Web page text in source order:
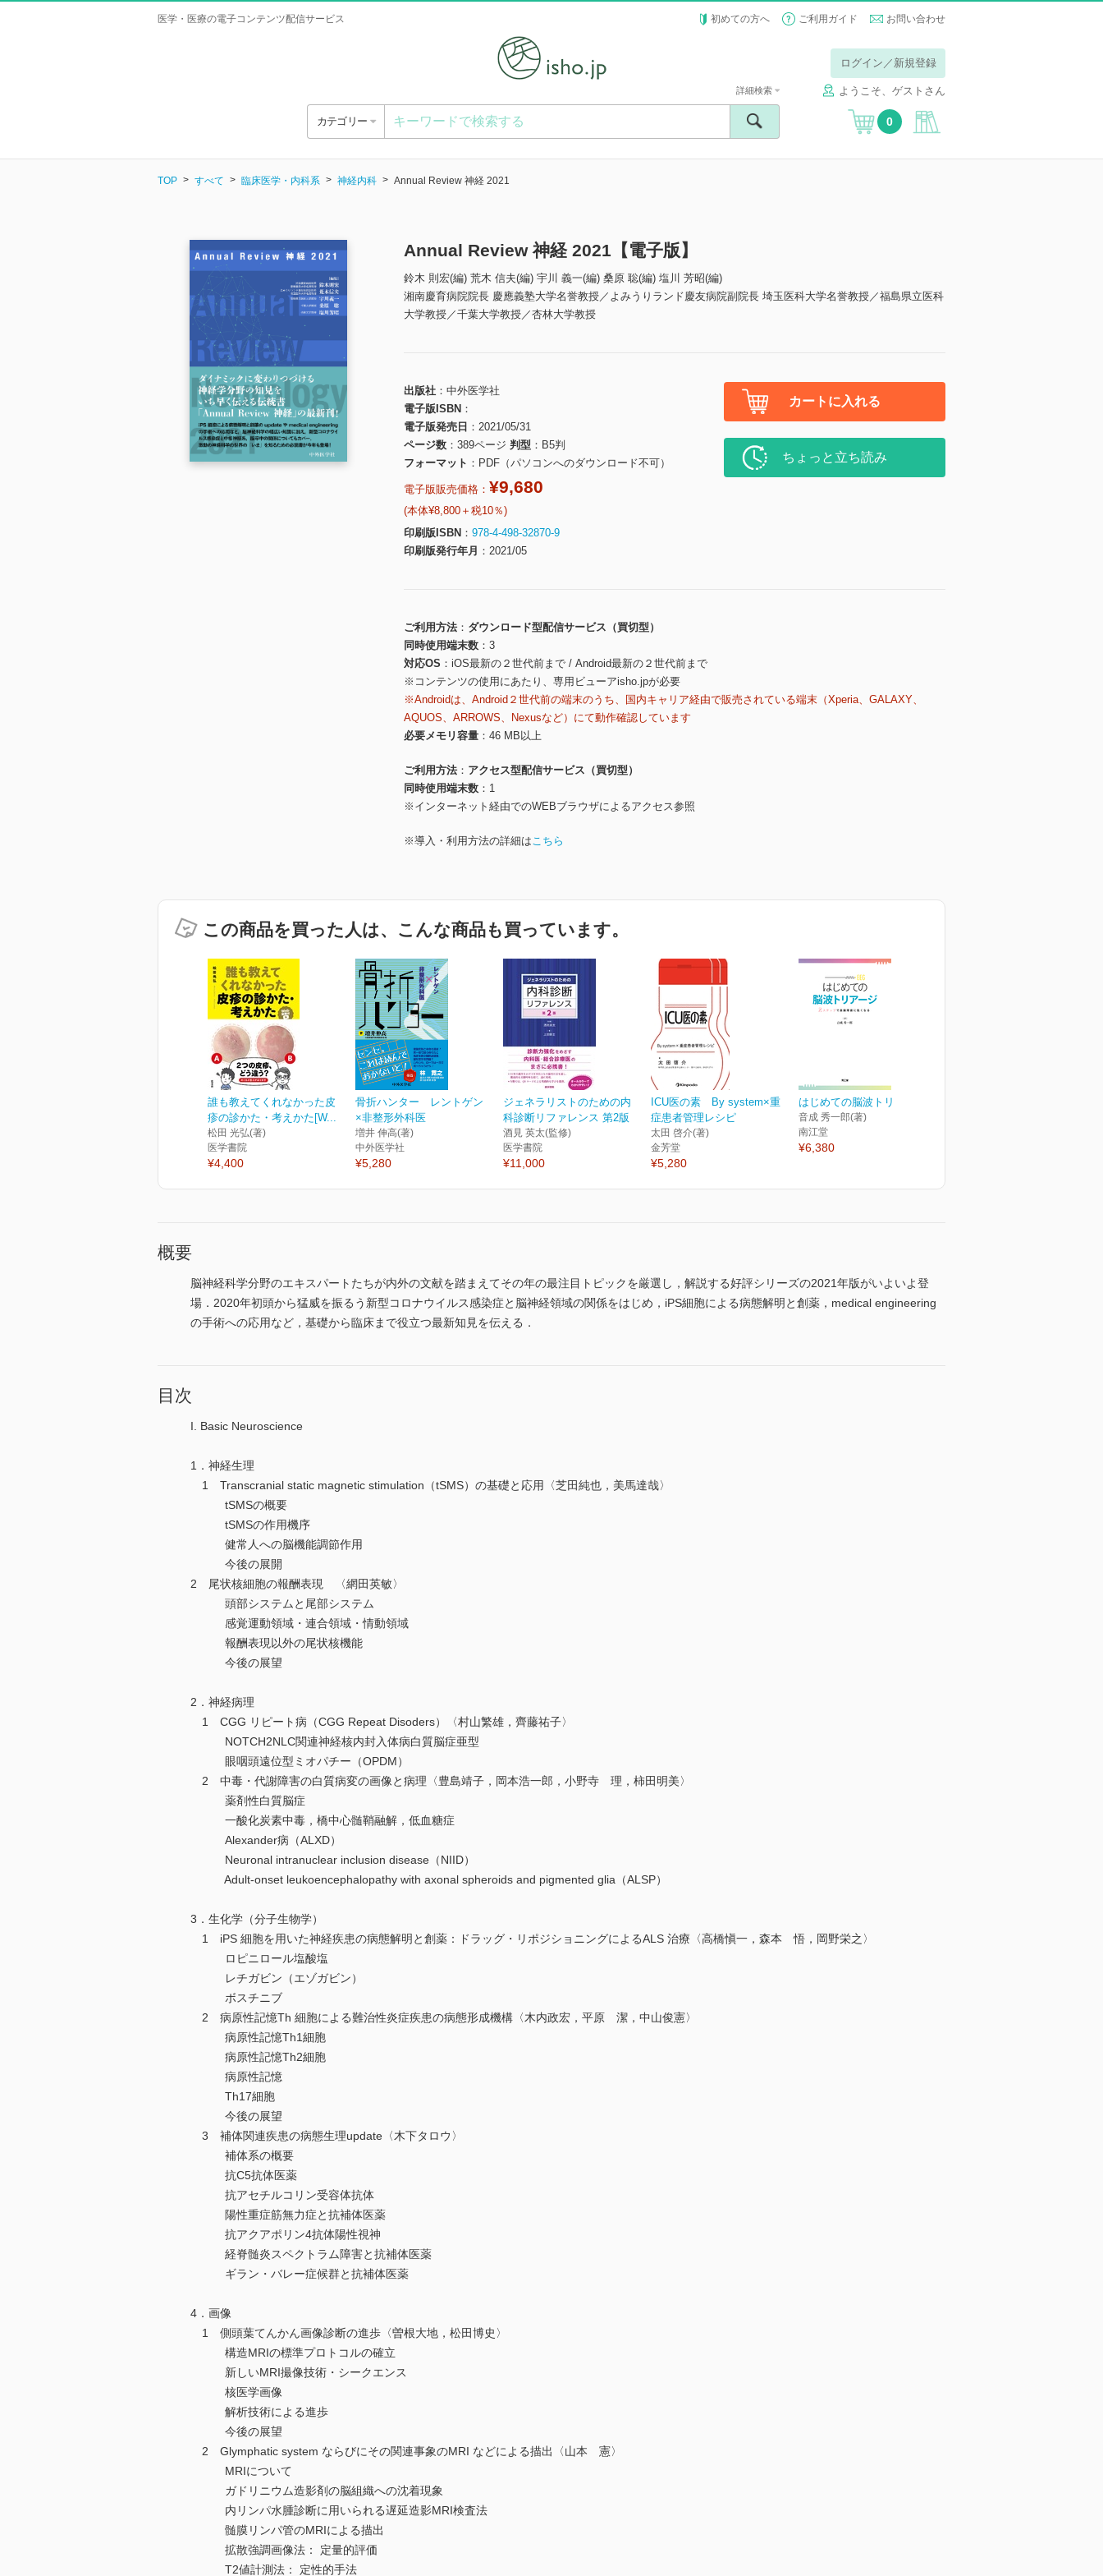
医学・医療の電子コンテンツ配信サービス 初めての方へ ご利用ガイド お問い合わせ
ログイン／新規登録
ようこそ、ゲストさん
カテゴリー
詳細検索
0
TOP すべて 臨床医学・内科系 神経内科 Annual Review 神経 2021
Annual Review 神経 2021【電子版】
鈴木 則宏(編) 荒木 信夫(編) 宇川 義一(編) 桑原 聡(編) 塩川 芳昭(編)
湘南慶育病院院長 慶應義塾大学名誉教授／よみうりランド慶友病院副院長 埼玉医科大学名誉教授／福島県立医科
大学教授／千葉大学教授／杏林大学教授
出版社
中外医学社
電子版ISBN
電子版発売日
2021/05/31
ページ数
389ページ 判型
B5判
フォーマット
PDF（パソコンへのダウンロード不可）
電子版販売価格： ¥9,680
(本体¥8,800＋税10％)
印刷版ISBN
978-4-498-32870-9
印刷版発行年月
2021/05
カートに入れる
ちょっと立ち読み
ご利用方法
ダウンロード型配信サービス（買切型）
同時使用端末数
3
対応OS
iOS最新の２世代前まで / Android最新の２世代前まで
※コンテンツの使用にあたり、専用ビューアisho.jpが必要
※Androidは、Android２世代前の端末のうち、国内キャリア経由で販売されている端末（Xperia、GALAXY、
AQUOS、ARROWS、Nexusなど）にて動作確認しています
必要メモリ容量
46 MB以上
ご利用方法
アクセス型配信サービス（買切型）
同時使用端末数
1
※インターネット経由でのWEBブラウザによるアクセス参照
※導入・利用方法の詳細はこちら
この商品を買った人は、こんな商品も買っています。
誰も教えてくれなかった皮
疹の診かた・考えかた[W...
松田 光弘(著)
医学書院
¥4,400
骨折ハンター レントゲン
×非整形外科医
増井 伸高(著)
中外医学社
¥5,280
ジェネラリストのための内
科診断リファレンス 第2版
酒見 英太(監修)
医学書院
¥11,000
ICU医の素 By system×重
症患者管理レシピ
太田 啓介(著)
金芳堂
¥5,280
はじめての脳波トリアージ
音成 秀一郎(著)
南江堂
¥6,380
概要
脳神経科学分野のエキスパートたちが内外の文献を踏まえてその年の最注目トピックを厳選し，解説する好評シリーズの2021年版がいよいよ登
場．2020年初頭から猛威を振るう新型コロナウイルス感染症と脳神経領域の関係をはじめ，iPS細胞による病態解明と創薬，medical engineering
の手術への応用など，基礎から臨床まで役立つ最新知見を伝える．
目次
I. Basic Neuroscience
1．神経生理
1 Transcranial static magnetic stimulation（tSMS）の基礎と応用〈芝田純也，美馬達哉〉
tSMSの概要
tSMSの作用機序
健常人への脳機能調節作用
今後の展開
2 尾状核細胞の報酬表現 〈網田英敏〉
頭部システムと尾部システム
感覚運動領域・連合領域・情動領域
報酬表現以外の尾状核機能
今後の展望
2．神経病理
1 CGG リピート病（CGG Repeat Disoders）〈村山繁雄，齊藤祐子〉
NOTCH2NLC関連神経核内封入体病白質脳症亜型
眼咽頭遠位型ミオパチー（OPDM）
2 中毒・代謝障害の白質病変の画像と病理〈豊島靖子，岡本浩一郎，小野寺 理，柿田明美〉
薬剤性白質脳症
一酸化炭素中毒，橋中心髄鞘融解，低血糖症
Alexander病（ALXD）
Neuronal intranuclear inclusion disease（NIID）
Adult-onset leukoencephalopathy with axonal spheroids and pigmented glia（ALSP）
3．生化学（分子生物学）
1 iPS 細胞を用いた神経疾患の病態解明と創薬：ドラッグ・リポジショニングによるALS 治療〈高橋愼一，森本 悟，岡野栄之〉
ロピニロール塩酸塩
レチガビン（エゾガビン）
ボスチニブ
2 病原性記憶Th 細胞による難治性炎症疾患の病態形成機構〈木内政宏，平原 潔，中山俊憲〉
病原性記憶Th1細胞
病原性記憶Th2細胞
病原性記憶
Th17細胞
今後の展望
3 補体関連疾患の病態生理update〈木下タロウ〉
補体系の概要
抗C5抗体医薬
抗アセチルコリン受容体抗体
陽性重症筋無力症と抗補体医薬
抗アクアポリン4抗体陽性視神
経脊髄炎スペクトラム障害と抗補体医薬
ギラン・バレー症候群と抗補体医薬
4．画像
1 側頭葉てんかん画像診断の進歩〈曽根大地，松田博史〉
構造MRIの標準プロトコルの確立
新しいMRI撮像技術・シークエンス
核医学画像
解析技術による進歩
今後の展望
2 Glymphatic system ならびにその関連事象のMRI などによる描出〈山本 憲〉
MRIについて
ガドリニウム造影剤の脳組織への沈着現象
内リンパ水腫診断に用いられる遅延造影MRI検査法
髄膜リンパ管のMRIによる描出
拡散強調画像法： 定量的評価
T2値計測法： 定性的手法